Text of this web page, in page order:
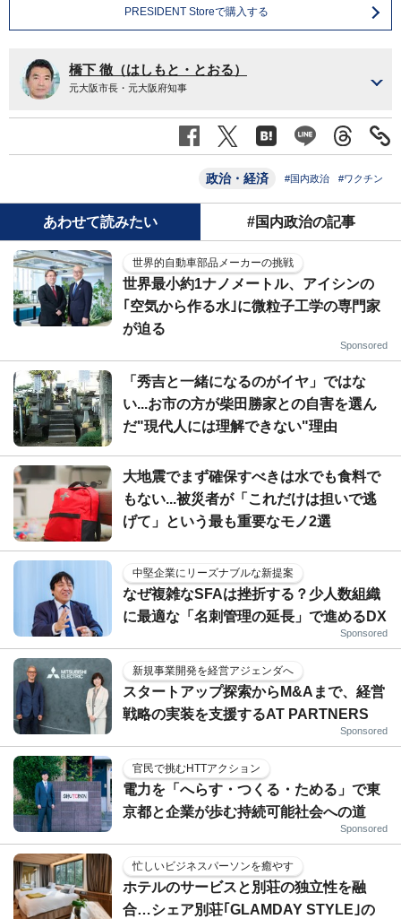
PRESIDENT Storeで購入する
橋下 徹（はしもと・とおる）
元大阪市長・元大阪府知事
政治・経済 #国内政治 #ワクチン
あわせて読みたい #国内政治の記事
世界的自動車部品メーカーの挑戦
世界最小約1ナノメートル、アイシンの
｢空気から作る水｣に微粒子工学の専門家
が迫る
Sponsored
「秀吉と一緒になるのがイヤ」ではな
い...お市の方が柴田勝家との自害を選ん
だ"現代人には理解できない"理由
大地震でまず確保すべきは水でも食料で
もない...被災者が「これだけは担いで逃
げて」という最も重要なモノ2選
中堅企業にリーズナブルな新提案
なぜ複雑なSFAは挫折する？少人数組織
に最適な「名刺管理の延長」で進めるDX
Sponsored
新規事業開発を経営アジェンダへ
スタートアップ探索からM&Aまで、経営
戦略の実装を支援するAT PARTNERS
Sponsored
官民で挑むHTTアクション
電力を「へらす・つくる・ためる」で東
京都と企業が歩む持続可能社会への道
Sponsored
忙しいビジネスパーソンを癒やす
ホテルのサービスと別荘の独立性を融
合…シェア別荘｢GLAMDAY STYLE｣の